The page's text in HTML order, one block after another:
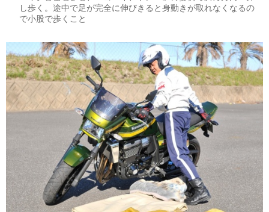
し歩く。途中で足が完全に伸びきると身動きが取れなくなるの
で小股で歩くこと